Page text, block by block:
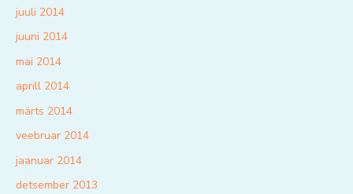
juuli 2014
juuni 2014
mai 2014
aprill 2014
märts 2014
veebruar 2014
jaanuar 2014
detsember 2013